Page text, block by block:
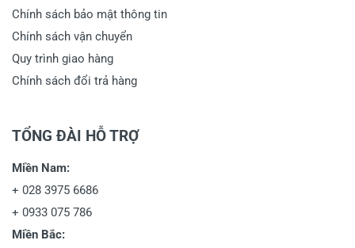
Viết nhận xét của bạn vào bên dưới
Chính sách bảo mật thông tin
Chính sách vận chuyển
Quy trình giao hàng
Chính sách đổi trả hàng
TỔNG ĐÀI HỖ TRỢ
Miền Nam:
+ 028 3975 6686
+ 0933 075 786
Miền Bắc: